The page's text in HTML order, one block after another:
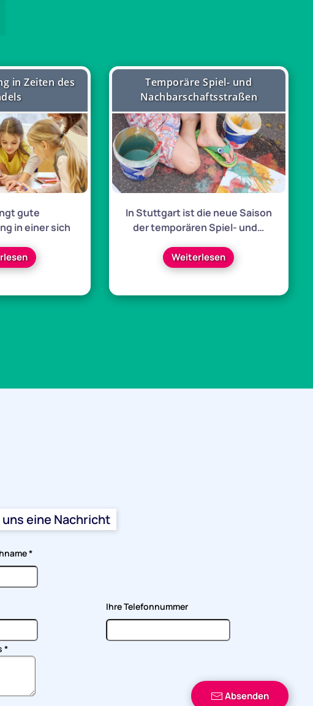
in Zeiten des
gute
in einer sich
Temporäre Spiel- und
Nachbarschaftsstraßen
In Stuttgart ist die neue Saison
der temporären Spiel- und…
Weiterlesen
eine Nachricht
*
Ihre Telefonnummer
*
Absenden